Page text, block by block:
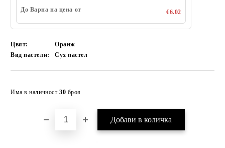
До Варна на цена от
€6.02
Цвят:
Оранж
Вид пастели:
Сух пастел
Има в наличност 30 броя